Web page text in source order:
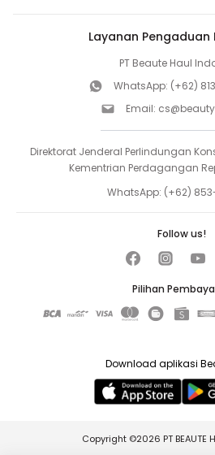
Layanan Pengaduan
PT Beaute Haul
WhatsApp: (+62)
Email:
Direktorat Jenderal Perlindungan
Kementrian Perdagangan
WhatsApp: (+62) 853-
Pilihan
Follow us!
Download aplikasi
Copyright ©2026 PT BEAUTE